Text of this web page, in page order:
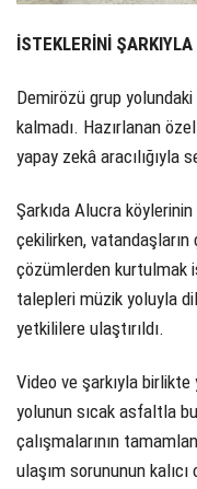
İSTEKLERİNİ
Demirözü grup yolundaki
kalmadı. Hazırlanan
yapay zekâ aracılığıyla
Şarkıda Alucra
çekilirken,
çözümlerden kurtulmak
talepleri müzik yoluyla
yetkililere ulaştırıldı.
Video ve şarkıyla birlikte
yolunun sıcak asfaltla
çalışmalarının
ulaşım sorununun